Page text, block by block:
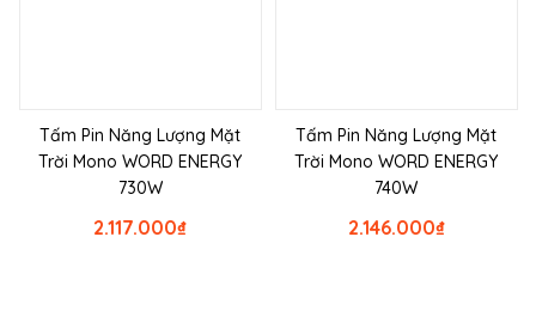
Tấm Pin Năng Lượng Mặt
Trời Mono WORD ENERGY
730W
₫
2.117.000
Tấm Pin Năng Lượng Mặt
Trời Mono WORD ENERGY
740W
₫
2.146.000